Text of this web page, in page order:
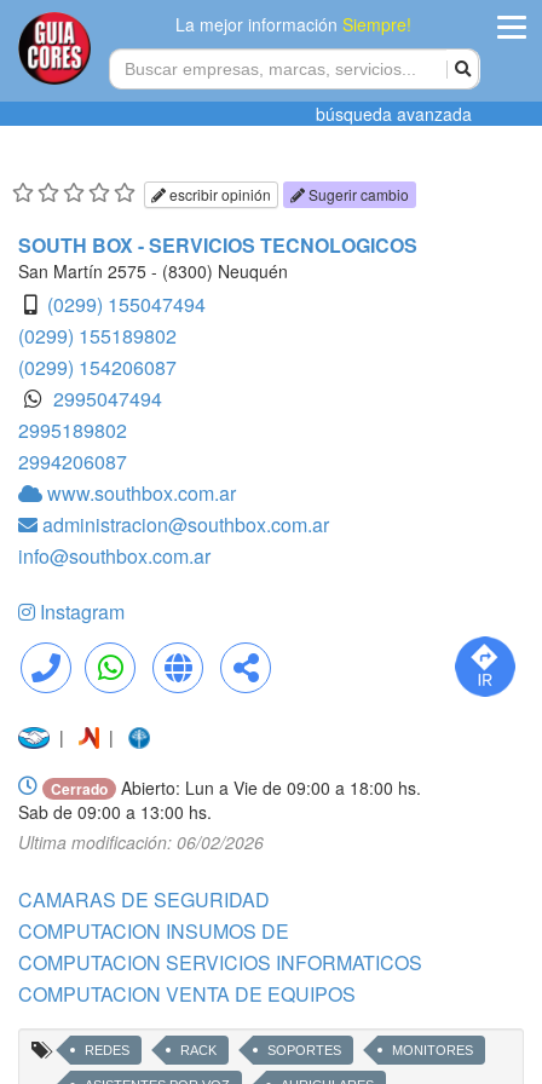
La mejor informaciónSiempre!
Agregar
búsqueda avanzada
escribir opinión Sugerir cambio
SOUTH BOX - SERVICIOS TECNOLOGICOS
San Martín 2575 - (8300) Neuquén
(0299) 155047494
(0299) 155189802
(0299) 154206087
2995047494
2995189802
2994206087
www.southbox.com.ar
administracion@southbox.com.ar
info@southbox.com.ar
Instagram
Llamar WhatsApp Web Compartir
| |
Cerrado
Abierto: Lun a Vie de 09:00 a 18:00 hs.
Sab de 09:00 a 13:00 hs.
Ultima modificación: 06/02/2026
CAMARAS DE SEGURIDAD
COMPUTACION INSUMOS DE
COMPUTACION SERVICIOS INFORMATICOS
COMPUTACION VENTA DE EQUIPOS
REDES RACK SOPORTES MONITORES